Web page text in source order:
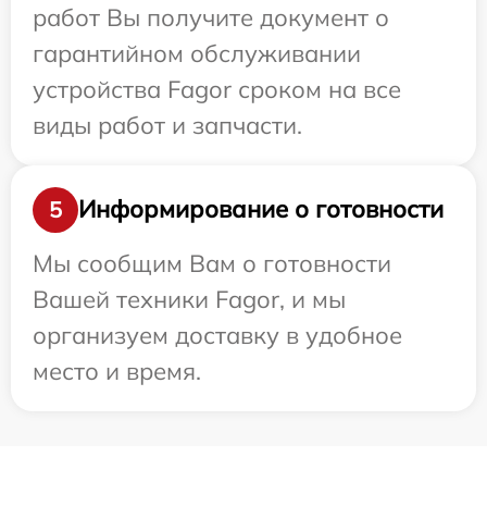
работ Вы получите документ о
гарантийном обслуживании
устройства Fagor сроком на все
виды работ и запчасти.
5
Информирование о готовности
Мы сообщим Вам о готовности
Вашей техники Fagor, и мы
организуем доставку в удобное
место и время.